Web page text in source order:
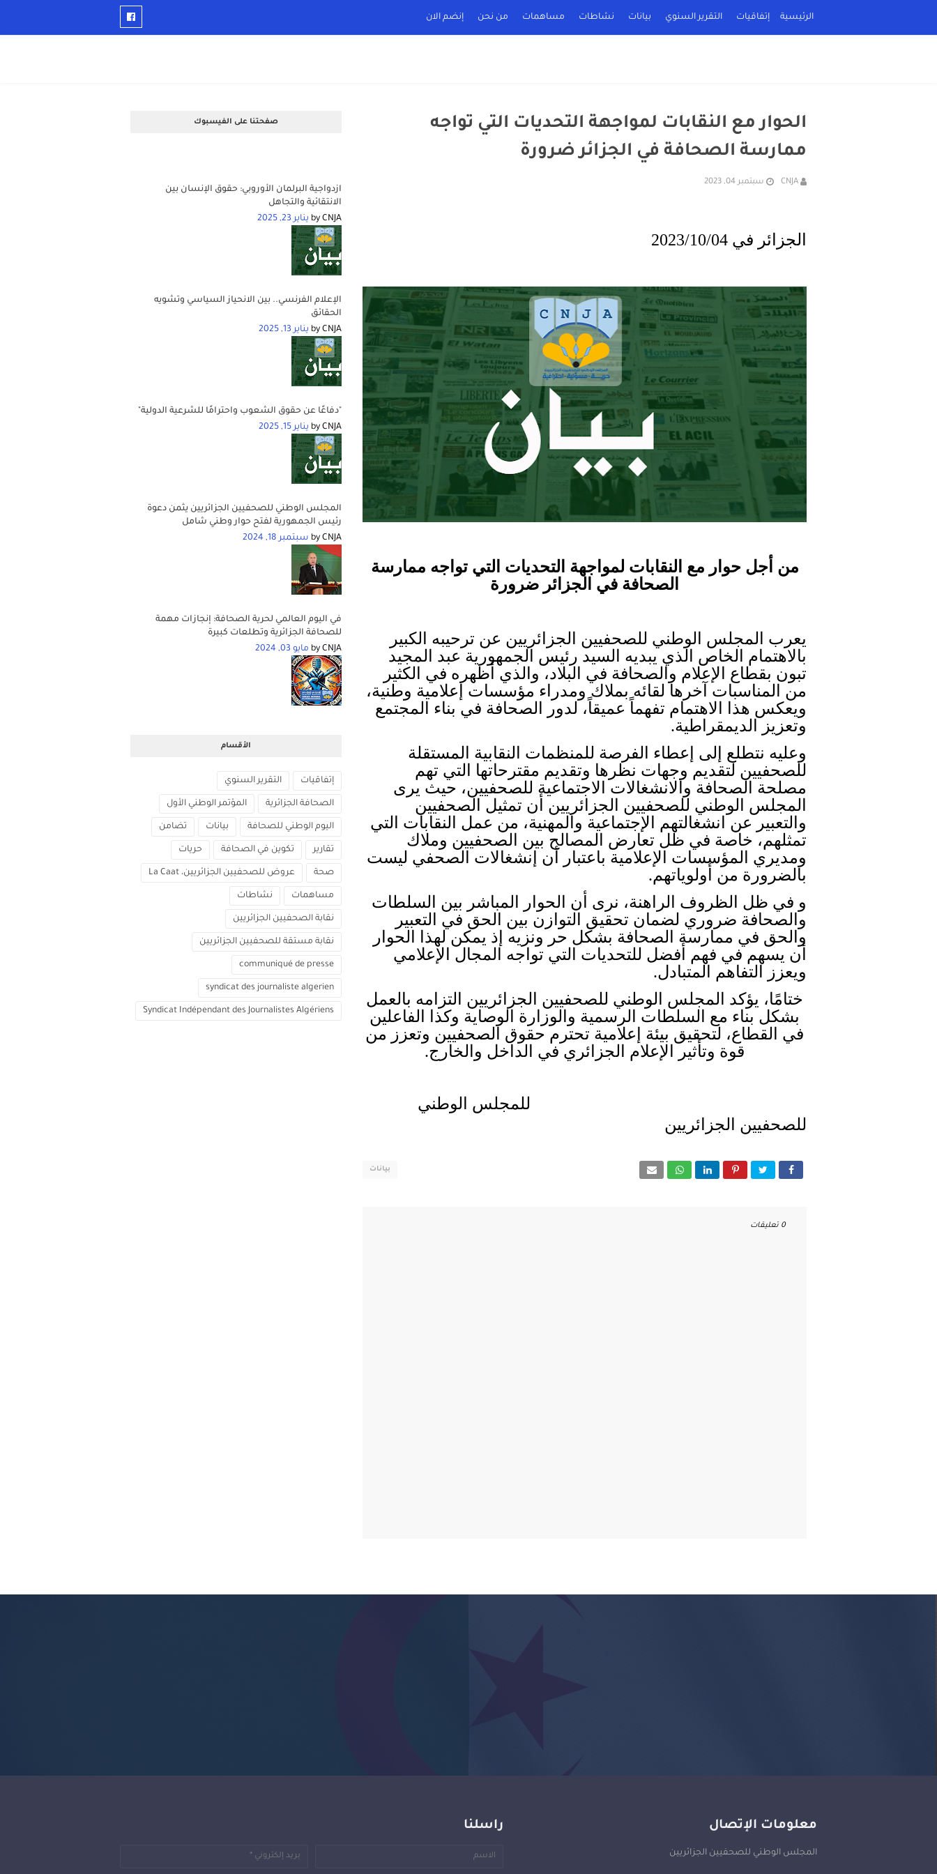
الرئيسية إتفاقيات التقرير السنوي بيانات نشاطات مساهمات من نحن إنضم الان
الحوار مع النقابات لمواجهة التحديات التي تواجه
ممارسة الصحافة في الجزائر ضرورة
CNJA سبتمبر 04, 2023
الجزائر في 04
/
10
/202
3
من أجل حوار مع النقابات لمواجهة التحديات التي تواجه ممارسة
الصحافة في الجزائر ضرورة
يعرب المجلس الوطني للصحفيين الجزائريين عن ترحيبه الكبير
بالاهتمام الخاص الذي يبديه السيد رئيس الجمهورية عبد المجيد
تبون بقطاع الإعلام والصحافة في البلاد، والذي أظهره في الكثير
من المناسبات آخرها لقائه بملاك ومدراء مؤسسات إعلامية وطنية،
ويعكس هذا الاهتمام تفهماً عميقاً، لدور الصحافة في بناء المجتمع
وتعزيز الديمقراطية.
وعليه نتطلع إلى إعطاء الفرصة للمنظمات النقابية المستقلة
للصحفيين لتقديم وجهات نظرها وتقديم مقترحاتها التي تهم
مصلحة الصحافة والانشغالات الاجتماعية للصحفيين، حيث يرى
المجلس الوطني للصحفيين الجزائريين أن تمثيل الصحفيين
والتعبير عن انشغالتهم الإجتماعية والمهنية، من عمل النقابات التي
تمثلهم، خاصة في ظل تعارض المصالح بين الصحفيين وملاك
ومديري المؤسسات الإعلامية باعتبار أن إنشغالات الصحفي ليست
بالضرورة من أولوياتهم.
و في ظل الظروف الراهنة، نرى أن الحوار المباشر بين السلطات
والصحافة ضروري لضمان تحقيق التوازن بين الحق في التعبير
والحق في ممارسة الصحافة بشكل حر ونزيه إذ يمكن لهذا الحوار
أن يسهم في فهم أفضل للتحديات التي تواجه المجال الإعلامي
ويعزز التفاهم المتبادل.
ختامًا، يؤكد المجلس الوطني للصحفيين الجزائريين التزامه بالعمل
بشكل بناء مع السلطات الرسمية والوزارة الوصاية وكذا الفاعلين
في القطاع، لتحقيق بيئة إعلامية تحترم حقوق الصحفيين وتعزز من
قوة وتأثير الإعلام الجزائري في الداخل والخارج.
للمجلس الوطني
للصحفيين الجزائريين
بيانات
0 تعليقات
صفحتنا على الفيسبوك
ازدواجية البرلمان الأوروبي: حقوق الإنسان بين
الانتقائية والتجاهل
byCNJA يناير 23, 2025
الإعلام الفرنسي.. بين الانحياز السياسي وتشويه
الحقائق
byCNJA يناير 13, 2025
"دفاعًا عن حقوق الشعوب واحترامًا للشرعية الدولية"
byCNJA يناير 15, 2025
المجلس الوطني للصحفيين الجزائريين يثمن دعوة
رئيس الجمهورية لفتح حوار وطني شامل
byCNJA سبتمبر 18, 2024
في اليوم العالمي لحرية الصحافة: إنجازات مهمة
للصحافة الجزائرية وتطلعات كبيرة
byCNJA مايو 03, 2024
الأقسام
إتفاقيات التقرير السنوي
الصحافة الجزائرية المؤتمر الوطني الأول
اليوم الوطني للصحافة بيانات تضامن
تقارير تكوين في الصحافة حريات
صحة عروض للصحفيين الجزائريين، La Caat
مساهمات نشاطات
نقابة الصحفيين الجزائريين
نقابة مستقة للصحفيين الجزائريين
communiqué de presse
syndicat des journaliste algerien
Syndicat Indépendant des Journalistes Algériens
معلومات الإتصال
المجلس الوطني للصحفيين الجزائريين
راسلنا